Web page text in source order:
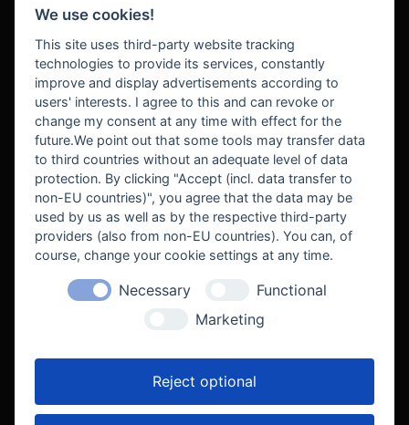
BEKANNT AUS
We use cookies!
This site uses third-party website tracking
technologies to provide its services, constantly
improve and display advertisements according to
users' interests. I agree to this and can revoke or
change my consent at any time with effect for the
future.We point out that some tools may transfer data
to third countries without an adequate level of data
protection. By clicking "Accept (incl. data transfer to
non-EU countries)", you agree that the data may be
used by us as well as by the respective third-party
providers (also from non-EU countries). You can, of
course, change your cookie settings at any time.
Necessary
Functional
Marketing
Reject optional